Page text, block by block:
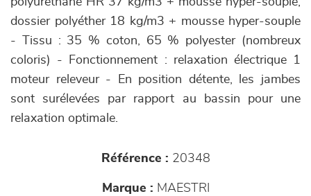
dossier polyéther 18 kg/m3 + mousse hyper-souple
- Tissu : 35 % coton, 65 % polyester (nombreux
coloris) - Fonctionnement : relaxation électrique 1
moteur releveur - En position détente, les jambes
sont surélevées par rapport au bassin pour une
relaxation optimale.
Référence : 20348
Marque : MAESTRI